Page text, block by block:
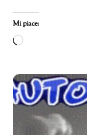
Mi piace:
Caricamento
corso…